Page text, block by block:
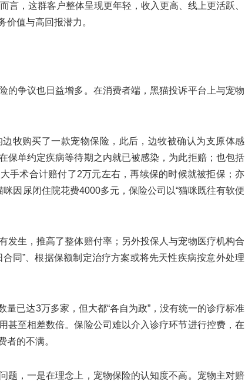
言，这群客户整体呈现更年轻，收入更高、线上更活跃、
价值与高回报潜力。
的争议也日益增多。在消费者端，黑猫投诉平台上与宠物
牧购买了一款宠物保险，此后，边牧被确认为支原体感
保单约定疾病等待期之内就已被感染，为此拒赔；也包括
手术合计赔付了2万元左右，再续保的时候就被拒保；亦
因尿闭住院花费4000多元，保险公司以“猫咪既往有软便
发生，推高了整体赔付率；另外投保人与宠物医疗机构合
同”、根据保额制定治疗方案或将先天性疾病按意外处理
已达3万多家，但大都“各自为政”，没有统一的诊疗标准
甚至相差数倍。保险公司难以介入诊疗环节进行控费，在
者的不满。
题，一是在理念上，宠物保险的认知度不高。宠物主对赔